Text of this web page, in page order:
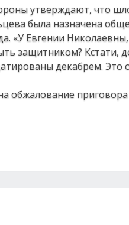
утверждают, что
была назначена
«У Евгении
защитником?
декабрем. Это
обжалование приговора